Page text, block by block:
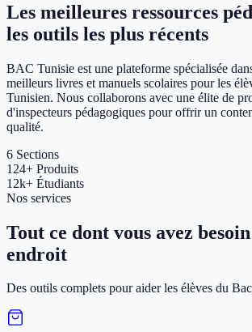
Les meilleures ressources
les outils les plus récents
BAC Tunisie est une plateforme spécialisée
meilleurs livres et manuels scolaires pour les
Tunisien. Nous collaborons avec une élite de
d'inspecteurs pédagogiques pour offrir un
qualité.
6 Sections
124+ Produits
12k+ Étudiants
Nos services
Tout ce dont vous avez
endroit
Des outils complets pour aider les élèves du